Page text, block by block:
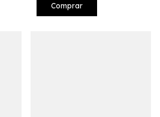
Comprar